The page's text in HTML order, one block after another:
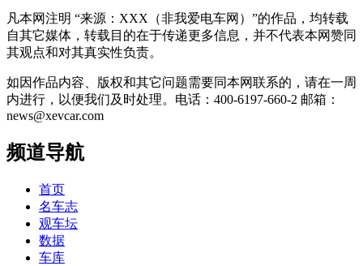
凡本网注明 “来源：XXX（非我爱电车网）”的作品，均转载
自其它媒体，转载目的在于传递更多信息，并不代表本网赞同
其观点和对其真实性负责。
如因作品内容、版权和其它问题需要同本网联系的，请在一周
内进行，以便我们及时处理。电话：400-6197-660-2 邮箱：
news@xevcar.com
频道导航
首页
名车志
观车坛
数据
车库